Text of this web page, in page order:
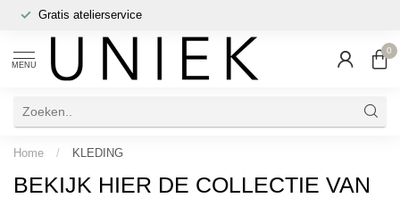
Gratis atelierservice
MENU
0
Home / KLEDING
BEKIJK HIER DE COLLECTIE VAN